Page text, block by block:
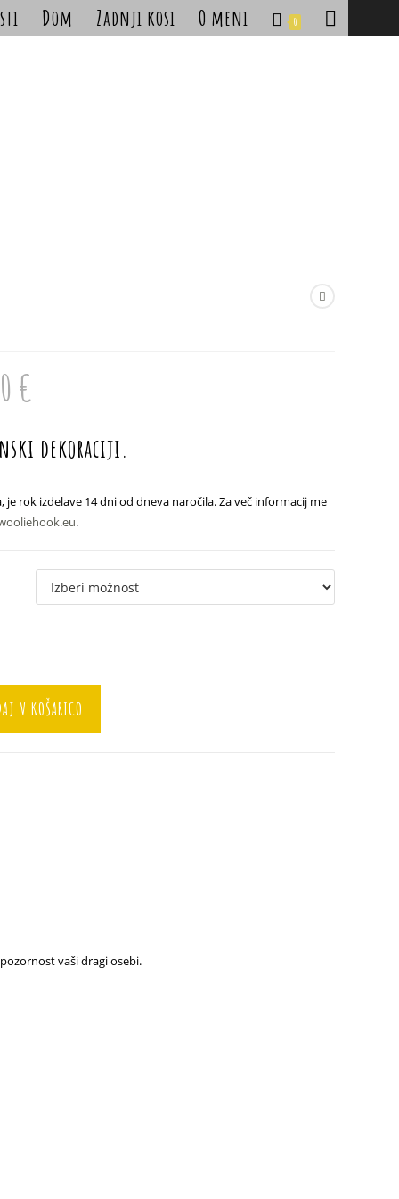
Dom Zadnji kosi O meni 0 Toggle
€
28.90 €dekoraciji.
je rok izdelave 14 dni od dneva naročila. Za več informacij me
.
V KOŠARICO
vaši dragi osebi.